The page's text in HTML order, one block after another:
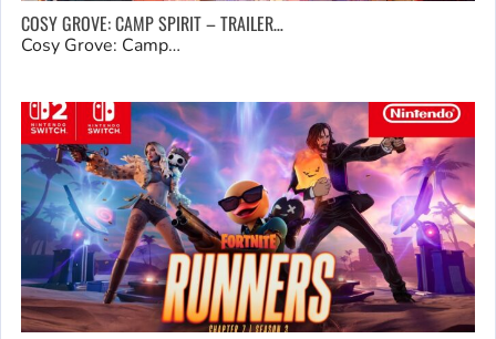
COSY GROVE: CAMP SPIRIT – TRAILER…
Cosy Grove: Camp…